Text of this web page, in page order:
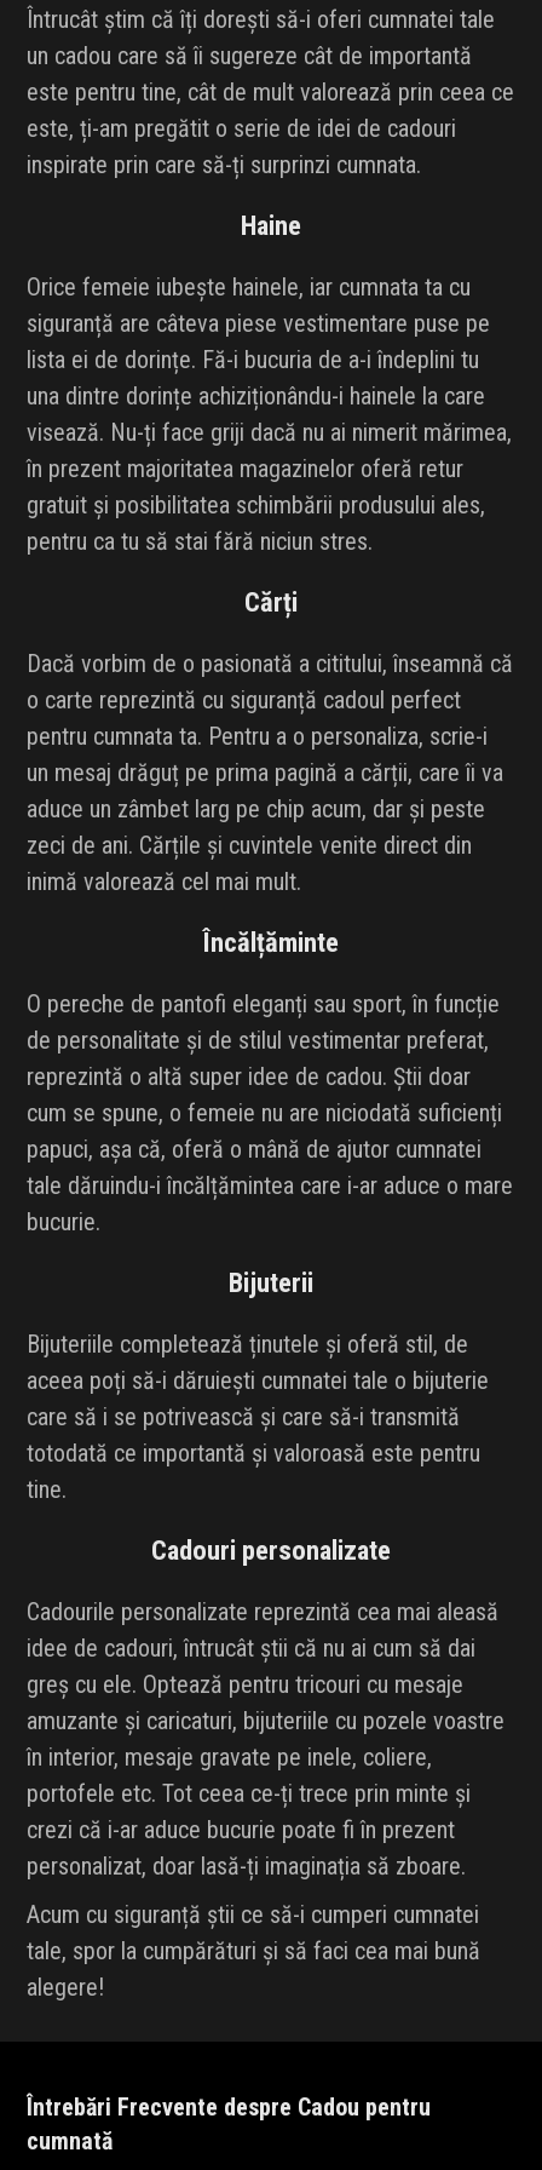
Întrucât știm că îți dorești să-i oferi cumnatei tale
un cadou care să îi sugereze cât de importantă
este pentru tine, cât de mult valorează prin ceea ce
este, ți-am pregătit o serie de idei de cadouri
inspirate prin care să-ți surprinzi cumnata.
Haine
Orice femeie iubește hainele, iar cumnata ta cu
siguranță are câteva piese vestimentare puse pe
lista ei de dorințe. Fă-i bucuria de a-i îndeplini tu
una dintre dorințe achiziționându-i hainele la care
visează. Nu-ți face griji dacă nu ai nimerit mărimea,
în prezent majoritatea magazinelor oferă retur
gratuit și posibilitatea schimbării produsului ales,
pentru ca tu să stai fără niciun stres.
Cărți
Dacă vorbim de o pasionată a cititului, înseamnă că
o carte reprezintă cu siguranță cadoul perfect
pentru cumnata ta. Pentru a o personaliza, scrie-i
un mesaj drăguț pe prima pagină a cărții, care îi va
aduce un zâmbet larg pe chip acum, dar și peste
zeci de ani. Cărțile și cuvintele venite direct din
inimă valorează cel mai mult.
Încălțăminte
O pereche de pantofi eleganți sau sport, în funcție
de personalitate și de stilul vestimentar preferat,
reprezintă o altă super idee de cadou. Știi doar
cum se spune, o femeie nu are niciodată suficienți
papuci, așa că, oferă o mână de ajutor cumnatei
tale dăruindu-i încălțămintea care i-ar aduce o mare
bucurie.
Bijuterii
Bijuteriile completează ținutele și oferă stil, de
aceea poți să-i dăruiești cumnatei tale o bijuterie
care să i se potrivească și care să-i transmită
totodată ce importantă și valoroasă este pentru
tine.
Cadouri personalizate
Cadourile personalizate reprezintă cea mai aleasă
idee de cadouri, întrucât știi că nu ai cum să dai
greș cu ele. Optează pentru tricouri cu mesaje
amuzante și caricaturi, bijuteriile cu pozele voastre
în interior, mesaje gravate pe inele, coliere,
portofele etc. Tot ceea ce-ți trece prin minte și
crezi că i-ar aduce bucurie poate fi în prezent
personalizat, doar lasă-ți imaginația să zboare.
Acum cu siguranță știi ce să-i cumperi cumnatei
tale, spor la cumpărături și să faci cea mai bună
alegere!
Întrebări Frecvente despre Cadou pentru
cumnată